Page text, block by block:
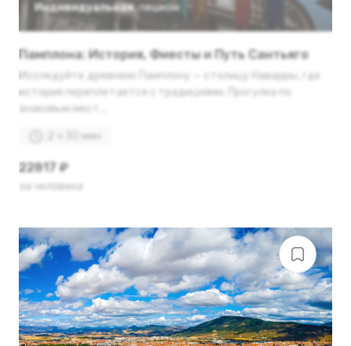
Индивидуальная, пешком
Памплона: История, Фиесты и Путь Сантьяго
Исследуйте древнюю Памплону — столицу Наварры, где
история переплетается с традициями. Прогулка по
знаковым мест...
2 ч 30 мин
22817 ₽
за человека